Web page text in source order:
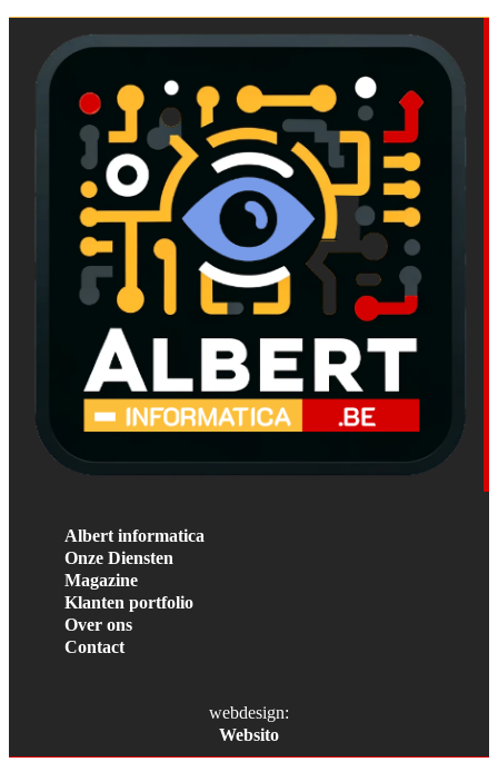
Albert informatica
Onze Diensten
Magazine
Klanten portfolio
Over ons
Contact
webdesign:
Websito